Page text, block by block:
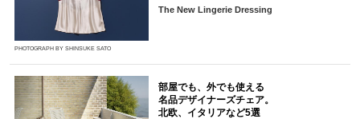
PHOTOGRAPH BY SHINSUKE SATO
The New Lingerie Dressing
部屋でも、外でも使える
名品デザイナーズチェア。
北欧、イタリアなど5選